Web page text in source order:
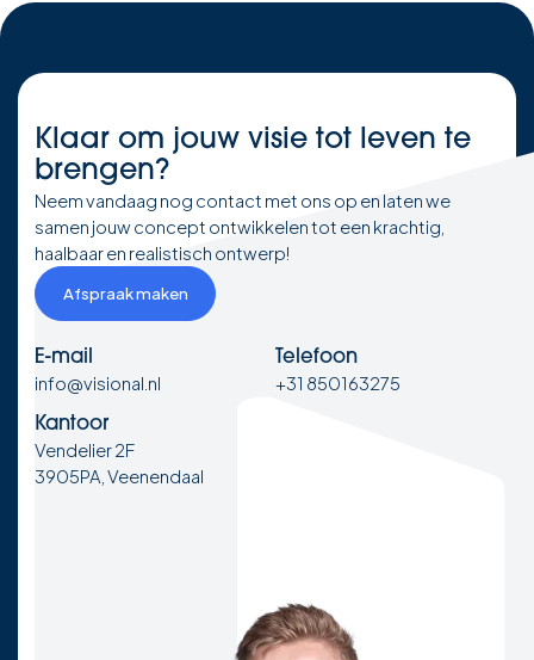
Klaar om jouw visie tot leven te
brengen?
Neem vandaag nog contact met ons op en laten we
samen jouw concept ontwikkelen tot een krachtig,
haalbaar en realistisch ontwerp!
Afspraak maken
E-mail
info@visional.nl
Telefoon
+31 850163275
Kantoor
Vendelier 2F
3905PA, Veenendaal